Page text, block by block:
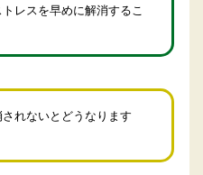
レスを早めに解消するこ
れないとどうなります